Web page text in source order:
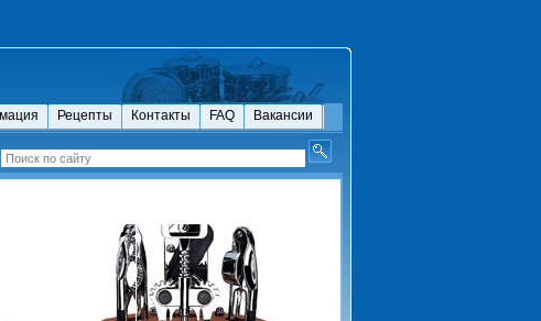
Рецепты Контакты FAQ Вакансии